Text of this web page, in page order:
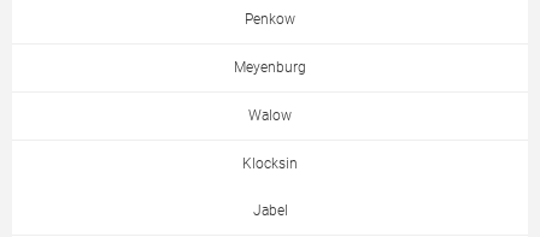
Penkow
Meyenburg
Walow
Klocksin
Jabel